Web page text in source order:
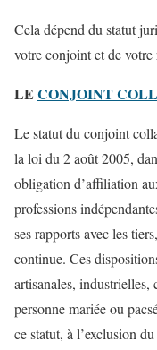
Cela dépend du statut
votre conjoint et de
LE CONJOINT
Le statut du conjoint
la loi du 2 août 2005,
obligation d’affiliation
professions
ses rapports avec les
continue. Ces
artisanales, industrielles,
personne mariée ou
ce statut, à l’exclusion